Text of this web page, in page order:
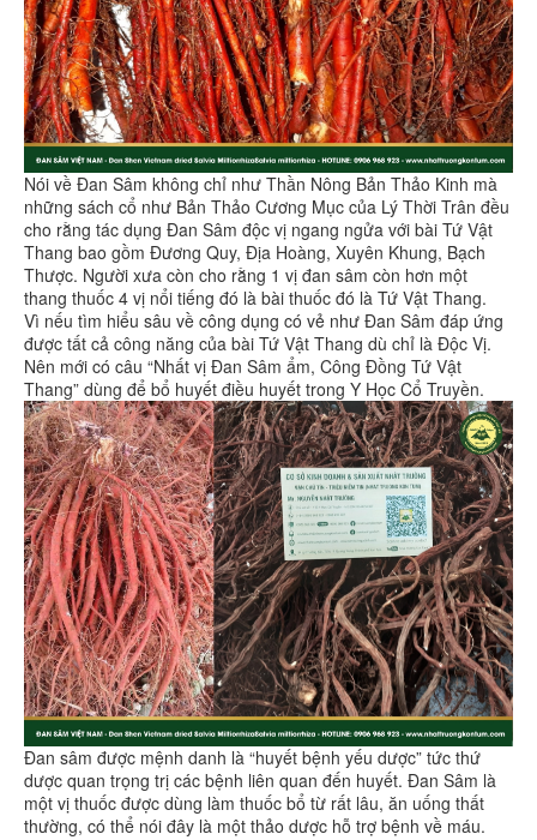
Nói về Đan Sâm không chỉ như Thần Nông Bản Thảo Kinh mà
những sách cổ như Bản Thảo Cương Mục của Lý Thời Trân đều
cho rằng tác dụng Đan Sâm độc vị ngang ngửa với bài Tứ Vật
Thang bao gồm Đương Quy, Địa Hoàng, Xuyên Khung, Bạch
Thược. Người xưa còn cho rằng 1 vị đan sâm còn hơn một
thang thuốc 4 vị nổi tiếng đó là bài thuốc đó là Tứ Vật Thang.
Vì nếu tìm hiểu sâu về công dụng có vẻ như Đan Sâm đáp ứng
được tất cả công năng của bài Tứ Vật Thang dù chỉ là Độc Vị.
Nên mới có câu “Nhất vị Đan Sâm ẩm, Công Đồng Tứ Vật
Thang” dùng để bổ huyết điều huyết trong Y Học Cổ Truyền.
Đan sâm được mệnh danh là “huyết bệnh yếu dược” tức thứ
dược quan trọng trị các bệnh liên quan đến huyết. Đan Sâm là
một vị thuốc được dùng làm thuốc bổ từ rất lâu, ăn uống thất
thường, có thể nói đây là một thảo dược hỗ trợ bệnh về máu.